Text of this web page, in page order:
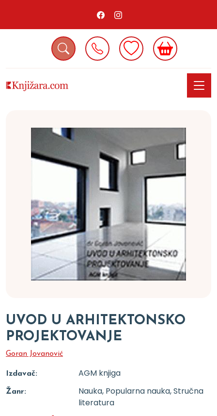
UVOD U ARHITEKTONSKO
PROJEKTOVANJE
Goran Jovanović
Izdavač: AGM knjiga
Žanr:
Nauka, Popularna nauka, Stručna
literatura